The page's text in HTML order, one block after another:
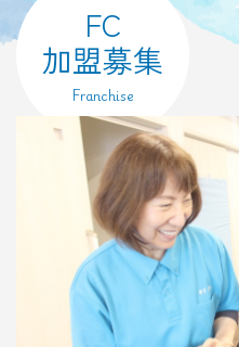
FC
加盟募集
Franchise